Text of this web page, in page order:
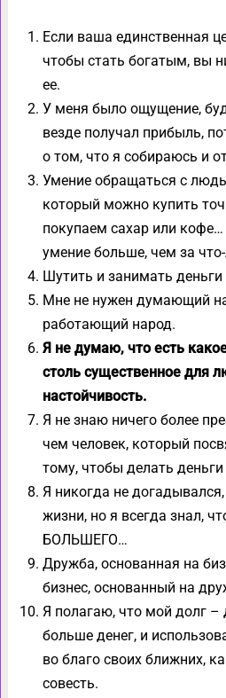
Если ваша единственная
чтобы стать богатым, вы
ее.
У меня было ощущение,
везде получал прибыль,
о том, что я собираюсь и
Умение обращаться с
который можно купить
покупаем сахар или
умение больше, чем за
Шутить и занимать
Мне не нужен думающий
работающий народ.
Я не думаю, что есть
столь существенное для
настойчивость.
Я не знаю ничего более
чем человек, который
тому, чтобы делать деньги
Я никогда не
жизни, но я всегда знал,
БОЛЬШЕГО…
Дружба, основанная на
бизнес, основанный на
Я полагаю, что мой долг –
больше денег, и
во благо своих ближних,
совесть.